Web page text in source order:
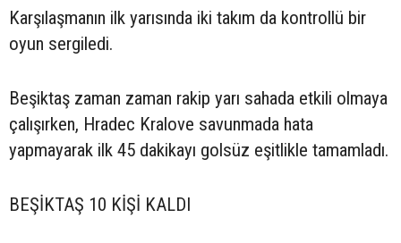
Karşılaşmanın ilk yarısında iki takım da kontrollü bir
oyun sergiledi.
Beşiktaş zaman zaman rakip yarı sahada etkili olmaya
çalışırken, Hradec Kralove savunmada hata
yapmayarak ilk 45 dakikayı golsüz eşitlikle tamamladı.
BEŞİKTAŞ 10 KİŞİ KALDI